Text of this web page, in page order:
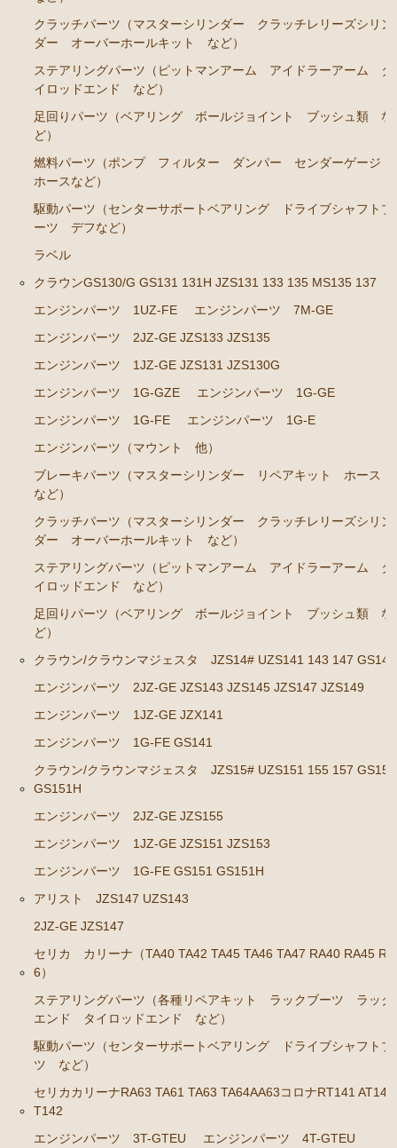
クラウン GS120 GS121 MS123 MS125
エンジンパーツ 5Ｍ-GEU MS123
エンジンパーツ 6M-GEU MS125
エンジンパーツ M-TEU
エンジンパーツ 1G-GZEU
エンジンパーツ 1G-GEU
エンジンパーツ 1G-EU
冷却パーツ（ポンプ サーモスタット ファン ファ
ト ホース など）
クラッチパーツ（マスターシリンダー クラッチレリ
ーズシリンダー オーバーホールキット など）
ステアリングパーツ（ピットマンアーム アイドラー
アーム タイロッドエンド など）
足回りパーツ（ベアリング ボールジョイント ブッ
シュ類 など）
燃料パーツ（ポンプ フィルター ダンパー センダ
ーゲージ ホースなど）
駆動パーツ（センターサポートベアリング ドライブ
シャフトブーツ デフなど）
ラベル
クラウンGS130/G GS131 131H JZS131 133 135 MS135
エンジンパーツ 1UZ-FE
エンジンパーツ 7M-GE
エンジンパーツ 2JZ-GE JZS133 JZS135
エンジンパーツ 1G-GE
エンジンパーツ 1G-FE
エンジンパーツ 1G-E
エンジンパーツ（マウント 他）
ブレーキパーツ（マスターシリンダー リペアキッ
ト ホース など）
ーズシリンダー オーバーホールキット など）
ステアリングパーツ（ピットマンアーム アイドラー
アーム タイロッドエンド など）
足回りパーツ（ベアリング ボールジョイント ブッ
クラッチパーツ（マスターシリンダー クラッチレリーズシリン
ダー オーバーホールキット など）
ステアリングパーツ（ピットマンアーム アイドラーアーム タ
イロッドエンド など）
足回りパーツ（ベアリング ボールジョイント ブッシュ類 な
ど）
燃料パーツ（ポンプ フィルター ダンパー センダーゲージ
ホースなど）
駆動パーツ（センターサポートベアリング ドライブシャフトブ
ーツ デフなど）
ラベル
クラウンGS130/G GS131 131H JZS131 133 135 MS135 137
エンジンパーツ 1UZ-FE
エンジンパーツ 7M-GE
エンジンパーツ 2JZ-GE JZS133 JZS135
エンジンパーツ 1JZ-GE JZS131 JZS130G
エンジンパーツ 1G-GZE
エンジンパーツ 1G-GE
エンジンパーツ 1G-FE
エンジンパーツ 1G-E
エンジンパーツ（マウント 他）
ブレーキパーツ（マスターシリンダー リペアキット ホース
など）
クラッチパーツ（マスターシリンダー クラッチレリーズシリン
ダー オーバーホールキット など）
ステアリングパーツ（ピットマンアーム アイドラーアーム タ
イロッドエンド など）
足回りパーツ（ベアリング ボールジョイント ブッシュ類 な
ど）
クラウン/クラウンマジェスタ JZS14# UZS141 143 147 GS141
エンジンパーツ 2JZ-GE JZS143 JZS145 JZS147 JZS149
エンジンパーツ 1JZ-GE JZX141
エンジンパーツ 1G-FE GS141
クラウン/クラウンマジェスタ JZS15# UZS151 155 157 GS151
GS151H
エンジンパーツ 2JZ-GE JZS155
エンジンパーツ 1JZ-GE JZS151 JZS153
エンジンパーツ 1G-FE GS151 GS151H
アリスト JZS147 UZS143
2JZ-GE JZS147
セリカ カリーナ（TA40 TA42 TA45 TA46 TA47 RA40 RA45
6）
ステアリングパーツ（各種リペアキット ラックブーツ ラック
エンド タイロッドエンド など）
駆動パーツ（センターサポートベアリング ドライブシャフトブ
ツ など）
セリカカリーナRA63 TA61 TA63 TA64AA63コロナRT141
T142
エンジンパーツ 3T-GTEU
エンジンパーツ 4T-GTEU